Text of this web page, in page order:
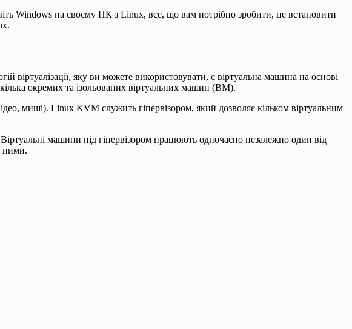
Windows на своєму ПК з Linux, все, що вам потрібно зробити, це встановити
яку ви можете використовувати, є віртуальна машина на основі
окремих та ізольованих віртуальних машин (ВМ).
миші). Linux KVM служить гіпервізором, який дозволяє кільком віртуальним
машини під гіпервізором працюють одночасно незалежно один від
ними.